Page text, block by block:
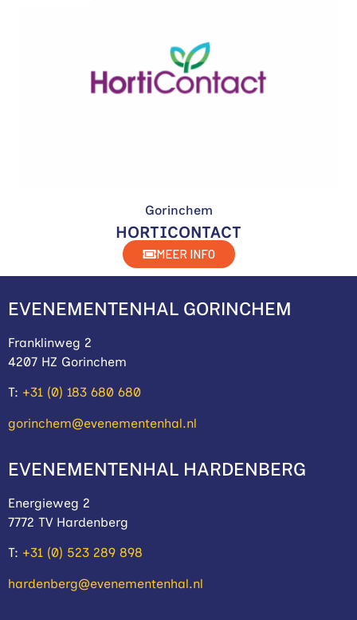
Gorinchem
HORTICONTACT
MEER INFO
EVENEMENTENHAL GORINCHEM
Franklinweg 2
4207 HZ Gorinchem
T: +31 (0) 183 680 680
gorinchem@evenementenhal.nl
EVENEMENTENHAL HARDENBERG
Energieweg 2
7772 TV Hardenberg
T: +31 (0) 523 289 898
hardenberg@evenementenhal.nl